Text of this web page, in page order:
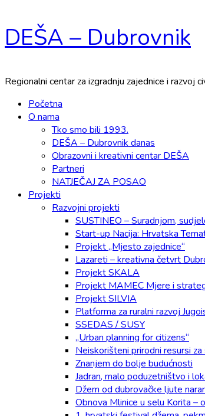
Skip
to
DEŠA – Dubrovnik
Regionalni centar za izgradnju zajednice i razvoj
Primary
Menu
Početna
O nama
Tko smo bili 1993.
DEŠA – Dubrovnik danas
Obrazovni i kreativni centar DEŠA
Partneri
NATJEČAJ ZA POSAO
Projekti
Razvojni projekti
SUSTINEO – Suradnjom,
Start-up Nacija: Hrvatska
Projekt „Mjesto zajednice“
Lazareti – kreativna četvrt
Projekt SKALA
Projekt MAMEC Mjere i
Projekt SILVIA
Platforma za ruralni razvoj
SSEDAS / SUSY
„Urban planning for citizens“
Neiskorišteni prirodni resursi
Znanjem do bolje budućnosti
Jadran, malo poduzetništvo i
Džem od dubrovačke ljute
Obnova Mlinice u selu Korita –